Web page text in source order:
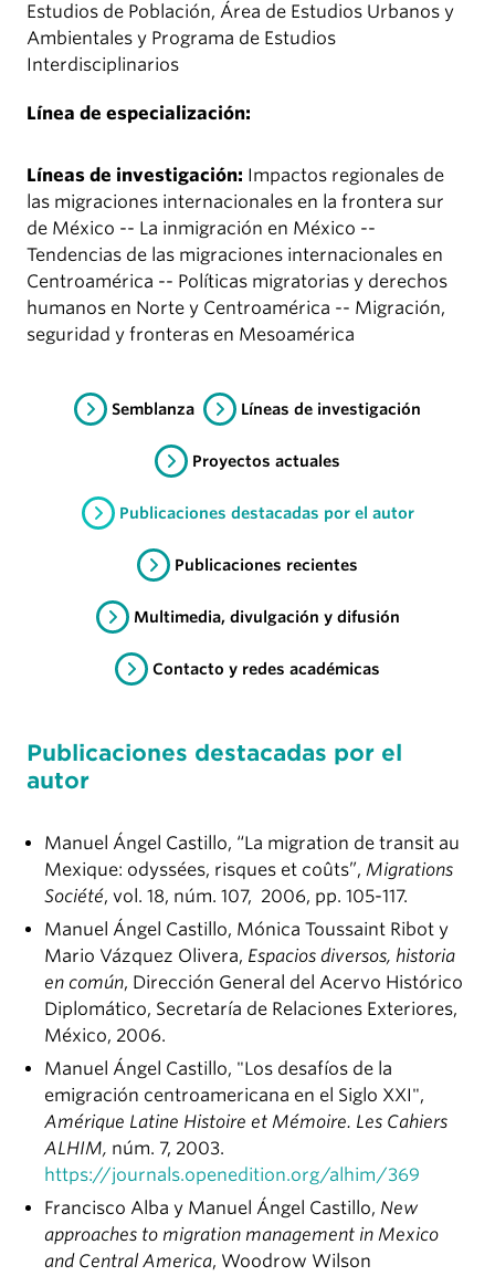
Estudios de Población, Área de Estudios Urbanos y
Ambientales y Programa de Estudios
Interdisciplinarios
Línea de especialización:
Líneas de investigación: Impactos regionales de
las migraciones internacionales en la frontera sur
de México -- La inmigración en México --
Tendencias de las migraciones internacionales en
Centroamérica -- Políticas migratorias y derechos
humanos en Norte y Centroamérica -- Migración,
seguridad y fronteras en Mesoamérica
Semblanza Líneas de investigación
Proyectos actuales
Publicaciones destacadas por el autor
Publicaciones recientes
Multimedia, divulgación y difusión
Contacto y redes académicas
Publicaciones destacadas por el
autor
Manuel Ángel Castillo, “La migration de transit au
Mexique: odyssées, risques et coûts”, Migrations
Société, vol. 18, núm. 107, 2006, pp. 105-117.
Manuel Ángel Castillo, Mónica Toussaint Ribot y
Mario Vázquez Olivera, Espacios diversos, historia
en común, Dirección General del Acervo Histórico
Diplomático, Secretaría de Relaciones Exteriores,
México, 2006.
Manuel Ángel Castillo, "Los desafíos de la
emigración centroamericana en el Siglo XXI",
Amérique Latine Histoire et Mémoire. Les Cahiers
ALHIM, núm. 7, 2003.
https://journals.openedition.org/alhim/369
Francisco Alba y Manuel Ángel Castillo, New
approaches to migration management in Mexico
and Central America, Woodrow Wilson